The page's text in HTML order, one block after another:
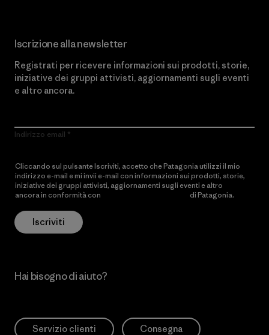
Iscrizione alla newsletter
Registrati per ricevere informazioni sui prodotti, storie,
iniziative dei gruppi attivisti, aggiornamenti sugli eventi
e altro ancora.
Indirizzo email
Cliccando sul pulsante Iscriviti, accetto che Patagonia utilizzi il mio
indirizzo e-mail e mi invii e-mail con informazioni sui prodotti, storie,
iniziative dei gruppi attivisti, aggiornamenti sugli eventi e altro
ancora in conformità con
di Patagonia.
Iscriviti
Hai bisogno di aiuto?
Servizio clienti Consegna